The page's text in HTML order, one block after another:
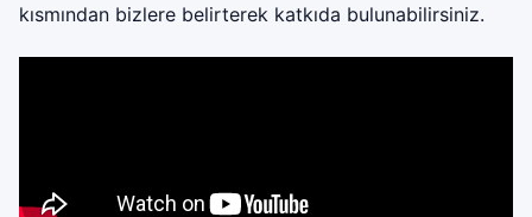
kısmından bizlere belirterek katkıda bulunabilirsiniz.